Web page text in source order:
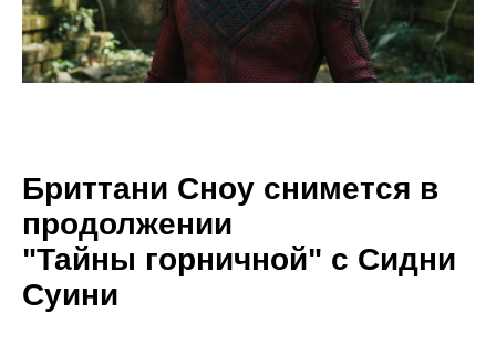
Бриттани Сноу снимется в
продолжении
"Тайны горничной" с Сидни
Суини